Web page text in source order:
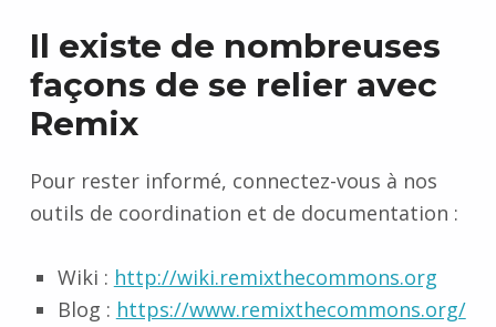
Il existe de nombreuses
façons de se relier avec
Remix
Pour rester informé, connectez-vous à nos
outils de coordination et de documentation :
Wiki : http://wiki.remixthecommons.org
Blog : https://www.remixthecommons.org/